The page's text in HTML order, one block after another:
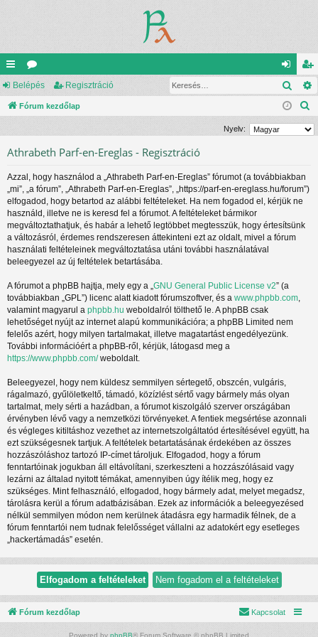
yo
rs
ke
ór
u
ok
el
ép
eg
is
ztr
Belépés Regisztráció
Fórum kezdőlap
r
Nyelv:
Athrabeth Parf-en-Ereglas - Regisztráció
Azzal, hogy használod a „Athrabeth Parf-en-Ereglas” fórumot (a továbbiakban
„mi”, „a fórum”, „Athrabeth Parf-en-Ereglas”, „https://parf-en-ereglass.hu/forum”)
elfogadod, hogy betartod az alábbi feltételeket. Ha nem fogadod el, kérjük ne
használd, illetve ne is keresd fel a fórumot. A feltételeket bármikor
megváltoztathatjuk, és habár a lehető legtöbbet megtesszük, hogy értesítsünk
a változásról, érdemes rendszeresen áttekinteni ezt az oldalt, mivel a fórum
használati feltételeinek megváltoztatása utáni további használatával
beleegyezel az új feltételek betartásába.
A fórumot a phpBB hajtja, mely egy a „ GNU General Public License v2” (a
továbbiakban „GPL”) licenc alatt kiadott fórumszoftver, és a www.phpbb.com
valamint magyarul a phpbb.hu weboldalról tölthető le. A phpBB csak
lehetőséget nyújt az internet alapú kommunikációra; a phpBB Limited nem
felelős azért, hogy milyen tartalmakat, illetve magatartást engedélyezünk.
További információért a phpBB-ről, kérjük, látogasd meg a
https://www.phpbb.com/weboldalt.
Beleegyezel, hogy nem küldesz semmilyen sértegető, obszcén, vulgáris,
rágalmazó, gyűlöletkeltő, támadó, közízlést sértő vagy bármely más olyan
tartalmat, mely sérti a hazádban, a fórumot kiszolgáló szerver országában
érvényben lévő vagy a nemzetközi törvényeket. A fentiek megsértése azonnali
és végleges kitiltáshoz vezethet az internetszolgáltatód értesítésével együtt, ha
ezt szükségesnek tartjuk. A feltételek betartatásának érdekében az összes
hozzászóláshoz tartozó IP-címet tároljuk. Elfogadod, hogy a fórum
fenntartóinak jogukban áll eltávolítani, szerkeszteni a hozzászólásaid vagy
lezárni az általad nyitott témákat, amennyiben úgy ítélik meg, hogy ez
szükséges. Mint felhasználó, elfogadod, hogy bármely adat, melyet megadsz,
tárolásra kerül a fórum adatbázisában. Ezek az információk a beleegyezésed
nélkül semmilyen módon nem kerülnek átadásra egy harmadik félnek, de a
fórum fenntartói nem tudnak felelősséget vállalni az adatokért egy esetleges
„hackertámadás” esetén.
Fórum kezdőlap Kapcsolat
Powered by phpBB® Forum Software © phpBB Limited